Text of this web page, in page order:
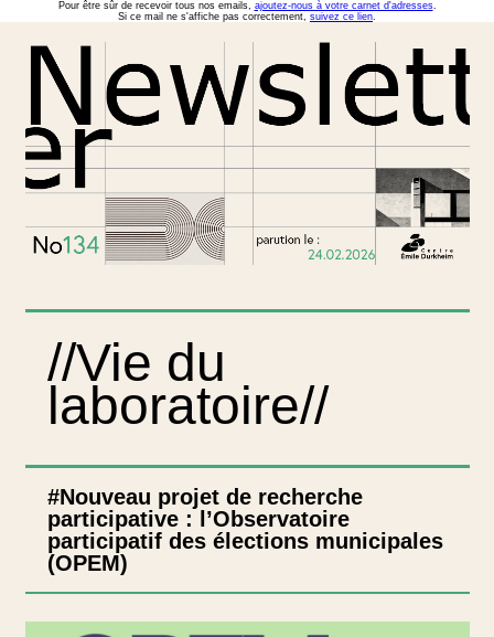
Pour être sûr de recevoir tous nos emails, ajoutez-nous à votre carnet d'adresses.
Si ce mail ne s'affiche pas correctement, suivez ce lien.
//Vie du
laboratoire//
#Nouveau projet de recherche
participative : l’Observatoire
participatif des élections municipales
(OPEM)